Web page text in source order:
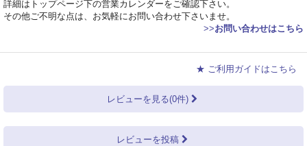
詳細はトップページ下の営業カレンダーをご確認下さい。
その他ご不明な点は、お気軽にお問い合わせ下さいませ。
>>お問い合わせはこちら
★ ご利用ガイドはこちら
レビューを見る(0件)
レビューを投稿